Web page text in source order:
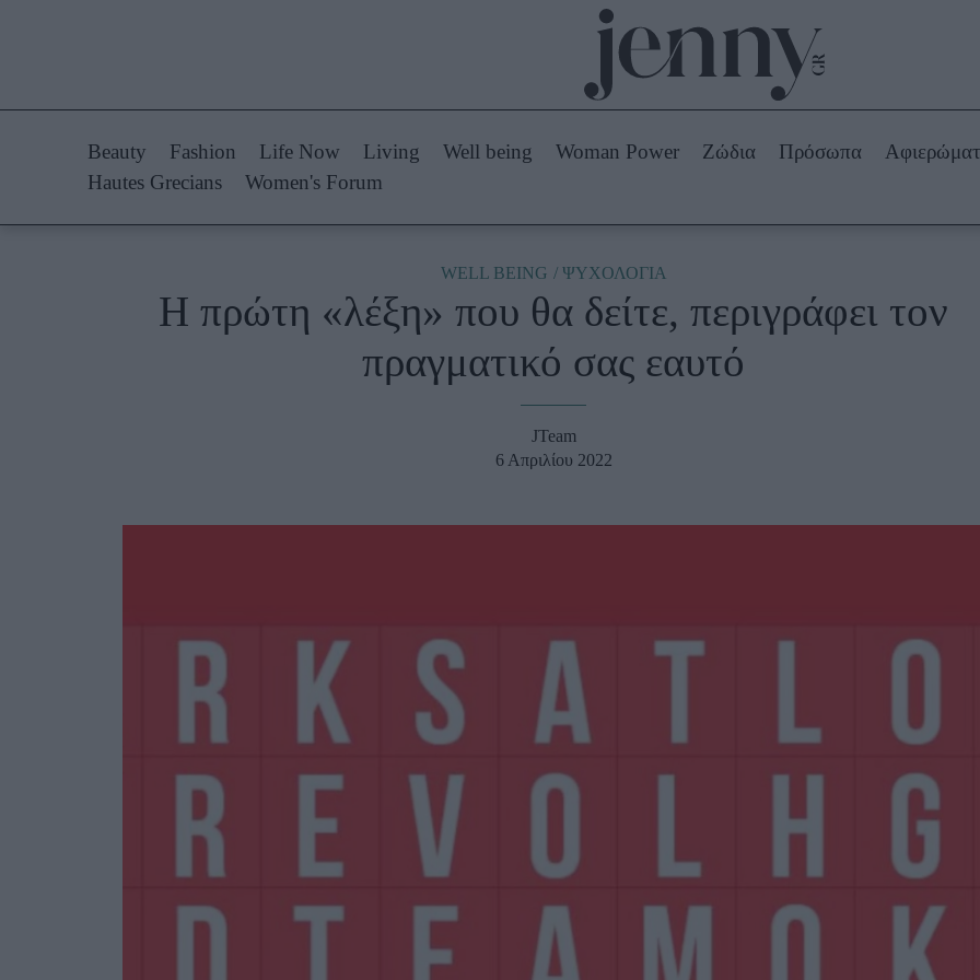
Styling Tips
Fashion News
Beauty -
Ομορφιά
Skincare
Μακιγιάζ
Woman Power Πρόσωπα
Celebrities
Ζώδια
Hautes Grecians Γάμος
Beauty Fashion Life Now Living Well being Woman Power Ζώδια Πρόσωπα
Hautes Grecians
Women's Forum
WELL BEING ΨΥΧΟΛΟΓΙΑ
Η πρώτη «λέξη» που θα δείτε, περιγράφει τον
πραγματικό σας εαυτό
JTeam
6 Απριλίου 2022